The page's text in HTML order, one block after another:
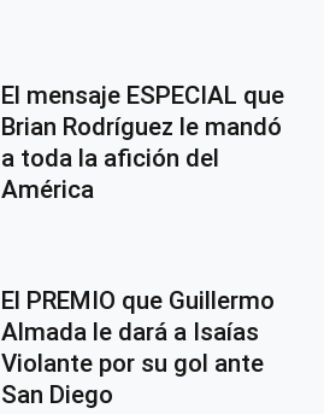
El mensaje ESPECIAL que
Brian Rodríguez le mandó
a toda la afición del
América
El PREMIO que Guillermo
Almada le dará a Isaías
Violante por su gol ante
San Diego